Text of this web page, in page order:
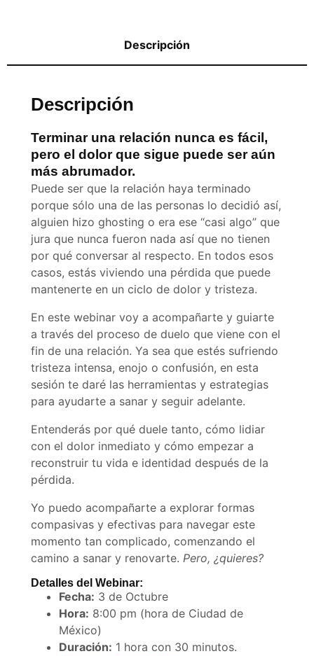
Descripción
Descripción
Terminar una relación nunca es fácil,
pero el dolor que sigue puede ser aún
más abrumador.
Puede ser que la relación haya terminado
porque sólo una de las personas lo decidió así,
alguien hizo ghosting o era ese “casi algo” que
jura que nunca fueron nada así que no tienen
por qué conversar al respecto. En todos esos
casos, estás viviendo una pérdida que puede
mantenerte en un ciclo de dolor y tristeza.
En este webinar voy a acompañarte y guiarte
a través del proceso de duelo que viene con el
fin de una relación. Ya sea que estés sufriendo
tristeza intensa, enojo o confusión, en esta
sesión te daré las herramientas y estrategias
para ayudarte a sanar y seguir adelante.
Entenderás por qué duele tanto, cómo lidiar
con el dolor inmediato y cómo empezar a
reconstruir tu vida e identidad después de la
pérdida.
Yo puedo acompañarte a explorar formas
compasivas y efectivas para navegar este
momento tan complicado, comenzando el
camino a sanar y renovarte. Pero, ¿quieres?
Detalles del Webinar:
Fecha: 3 de Octubre
Hora: 8:00 pm (hora de Ciudad de
México)
Duración: 1 hora con 30 minutos.